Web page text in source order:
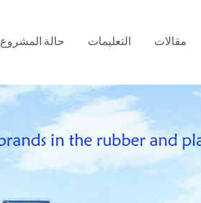
حالة المشروع التعليمات مقالات